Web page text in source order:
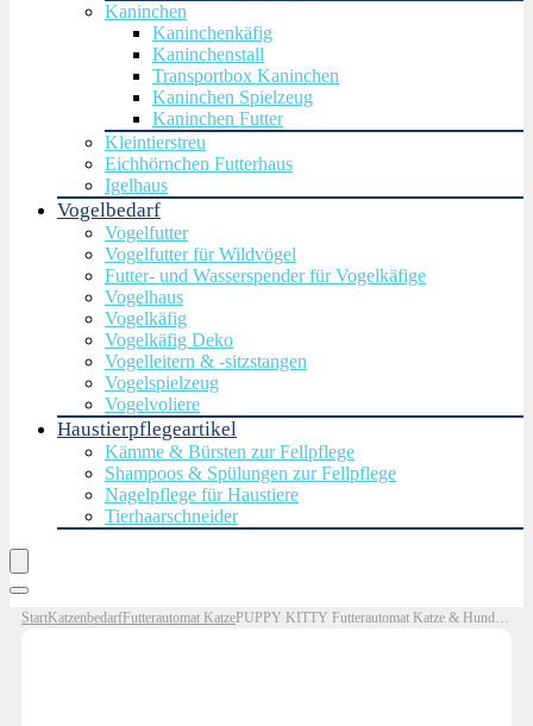
Kaninchen
Kaninchenkäfig
Kaninchenstall
Transportbox Kaninchen
Kaninchen Spielzeug
Kaninchen Futter
Kleintierstreu
Eichhörnchen Futterhaus
Igelhaus
Vogelbedarf
Vogelfutter
Vogelfutter für Wildvögel
Futter- und Wasserspender für Vogelkäfige
Vogelhaus
Vogelkäfig
Vogelkäfig Deko
Vogelleitern & -sitzstangen
Vogelspielzeug
Vogelvoliere
Haustierpflegeartikel
Kämme & Bürsten zur Fellpflege
Shampoos & Spülungen zur Fellpflege
Nagelpflege für Haustiere
Tierhaarschneider
StartKatzenbedarfFutterautomat KatzePUPPY KITTY Futterautomat Katze & Hund, 2,4 G WiFi intelligenter Katzenfutter Automat mit Edelstahlnapf für Trockenfutter, App-Steuerung, Sprachaufzeichnung, 1-10 Mahlzeiten pro…